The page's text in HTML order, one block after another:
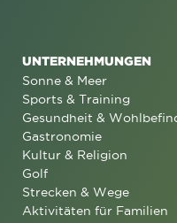
UNTERNEHMUNGEN
Sonne & Meer
Sports & Training
Gesundheit &
Gastronomie
Kultur & Religion
Golf
Strecken & Wege
Aktivitäten für Familien